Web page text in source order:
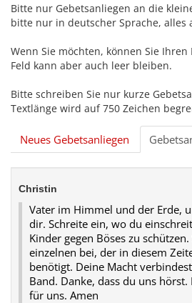
Bitte nur Gebetsanliegen an die
bitte nur in deutscher Sprache, alles
Wenn Sie möchten, können Sie
Feld kann aber auch leer bleiben.
Bitte schreiben Sie nur kurze
Textlänge wird auf 750 Zeichen
Neues Gebetsanliegen
Christin
Vater im Himmel und der Erde,
dir. Schreite ein, wo du
Kinder gegen Böses zu
einzelnen bei, der in diesem
benötigt. Deine Macht
Band. Danke, dass du uns
für uns. Amen